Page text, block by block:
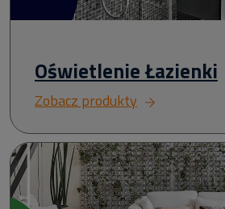
Oświetlenie Łazienki
Zobacz produkty